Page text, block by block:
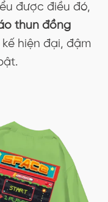
được điều đó,
thun đồng
hiện đại, đậm